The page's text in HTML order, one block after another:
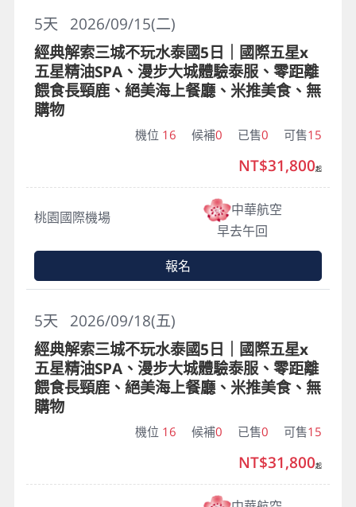
2026/09/15(二)
5天
經典解索三城不玩水泰國5日｜國際五星x
五星精油SPA、漫步大城體驗泰服、零距離
餵食長頸鹿、絕美海上餐廳、米推美食、無
購物
機位 16 候補0 已售0 可售15
桃園國際機場
中華航空
早去午回
NT$31,800起
報名
2026/09/18(五)
5天
經典解索三城不玩水泰國5日｜國際五星x
五星精油SPA、漫步大城體驗泰服、零距離
餵食長頸鹿、絕美海上餐廳、米推美食、無
購物
機位 16 候補0 已售0 可售15
NT$31,800起